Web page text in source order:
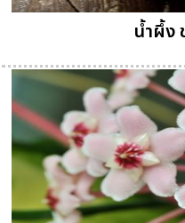
น้ำผึ้ง